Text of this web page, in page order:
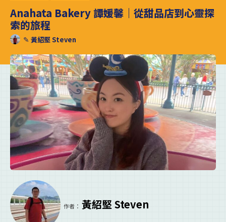
Anahata Bakery 譚媛馨｜從甜品店到心靈探
索的旅程
✎ 黃紹堅 Steven
作者： 黃紹堅 Steven